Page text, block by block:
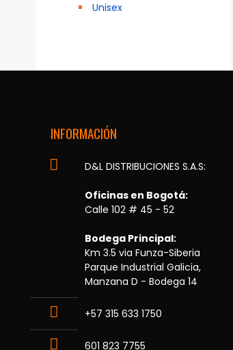
Unisex
INFORMACIÓN
D&L DISTRIBUCIONES S.A.S:
Oficinas en Bogotá:
Calle 102 # 45 - 52
Bodega Principal:
Km 3.5 via Funza-Siberia
Parque Industrial Galicia,
Manzana D - Bodega 14
+57 315 633 1750
601 823 7755